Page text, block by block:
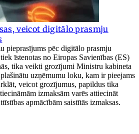
veicot digitālo prasmju
pieprasījums pēc digitālo prasmju
īstenotas no Eiropas Savienības (ES)
tika veikti grozījumi Ministru kabineta
uzņēmumu loku, kam ir pieejams
veicot grozījumus, papildus tika
izmaksām varēs attiecināt
apmācībām saistītās izmaksas.